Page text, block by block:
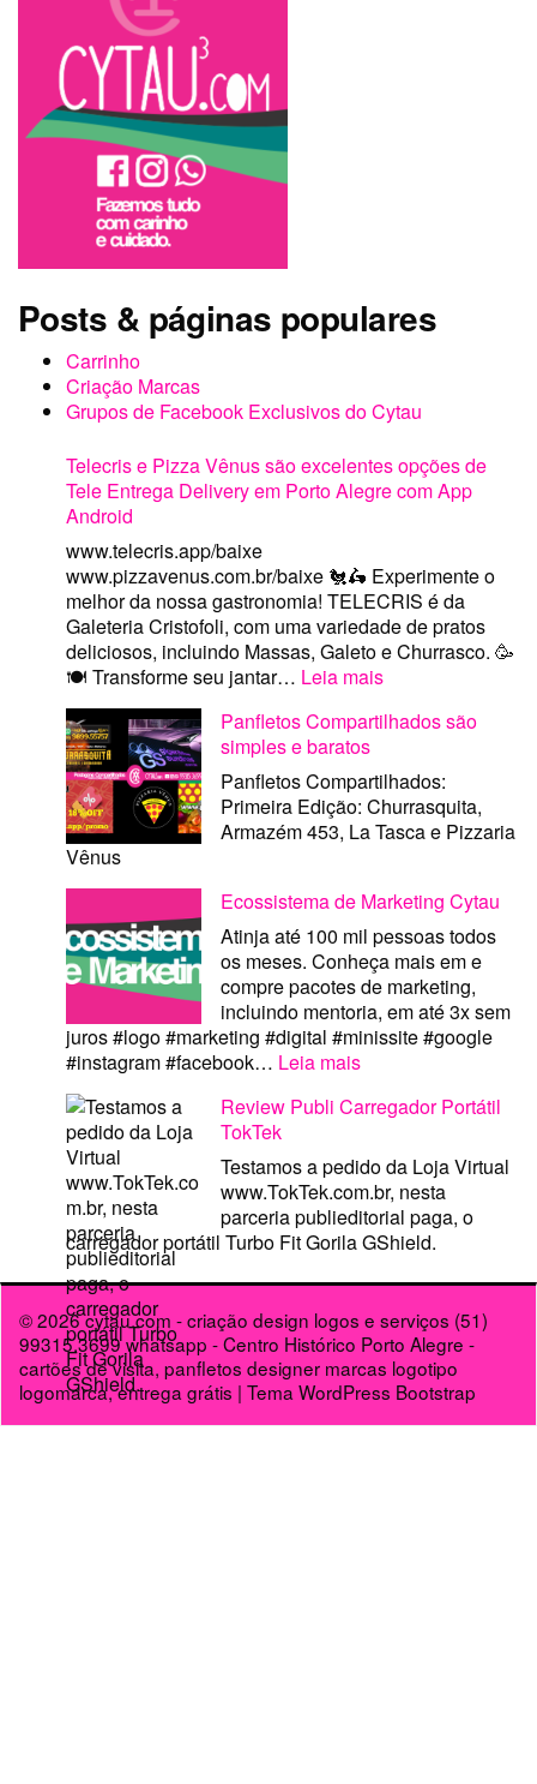
Posts & páginas populares
Carrinho
Criação Marcas
Grupos de Facebook Exclusivos do Cytau
Telecris e Pizza Vênus são excelentes opções de
Tele Entrega Delivery em Porto Alegre com App
Android
www.telecris.app/baixe
www.pizzavenus.com.br/baixe 🐔🛵 Experimente o
melhor da nossa gastronomia! TELECRIS é da
Galeteria Cristofoli, com uma variedade de pratos
deliciosos, incluindo Massas, Galeto e Churrasco. 🥳
🍽️ Transforme seu jantar… Leia mais:
e
Vênus
são
excelentes
Tele
Entrega
Delivery
em
Porto
Alegre
com
Android
Panfletos Compartilhados são
simples e baratos
Panfletos Compartilhados:
Primeira Edição: Churrasquita,
Armazém 453, La Tasca e Pizzaria
Vênus
Ecossistema de Marketing Cytau
Atinja até 100 mil pessoas todos
os meses. Conheça mais em e
compre pacotes de marketing,
incluindo mentoria, em até 3x sem
juros #logo #marketing #digital #minissite #google
#instagram #facebook… Leia mais:
de
Cytau
Review Publi Carregador Portátil
TokTek
Testamos a pedido da Loja Virtual
www.TokTek.com.br, nesta
parceria publieditorial paga, o
carregador portátil Turbo Fit Gorila GShield.
© 2026cytau.com - criação design logos e serviços (51)
99315.3699 whatsapp - Centro Histórico Porto Alegre -
cartões de visita, panfletos designer marcas logotipo
logomarca, entrega grátis | Tema WordPress Bootstrap